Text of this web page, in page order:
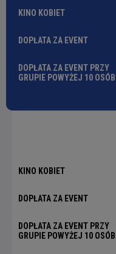
KINO KOBIET
DOPŁATA ZA EVENT
DOPŁATA ZA EVENT PRZY
GRUPIE POWYŻEJ 10 OSÓB
KINO KOBIET
DOPŁATA ZA EVENT
DOPŁATA ZA EVENT PRZY
GRUPIE POWYŻEJ 10 OSÓB